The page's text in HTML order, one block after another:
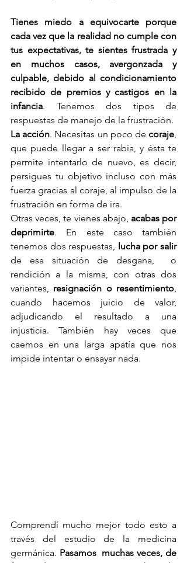
Tienes miedo a equivocarte porque
cada vez que la realidad no cumple con
tus expectativas, te sientes frustrada y
en muchos casos, avergonzada y
culpable, debido al condicionamiento
recibido de premios y castigos en la
infancia. Tenemos dos tipos de
respuestas de manejo de la frustración.
La acción. Necesitas un poco de coraje,
que puede llegar a ser rabia, y ésta te
permite intentarlo de nuevo, es decir,
persigues tu objetivo incluso con más
fuerza gracias al coraje, al impulso de la
frustración en forma de ira.
Otras veces, te vienes abajo, acabas por
deprimirte. En este caso también
tenemos dos respuestas, lucha por salir
de esa situación de desgana,  o
rendición a la misma, con otras dos
variantes, resignación o resentimiento,
cuando hacemos juicio de valor,
adjudicando el resultado a una
injusticia. También hay veces que
caemos en una larga apatía que nos
impide intentar o ensayar nada.
Comprendí mucho mejor todo esto a
través del estudio de la medicina
germánica. Pasamos  muchas veces, de